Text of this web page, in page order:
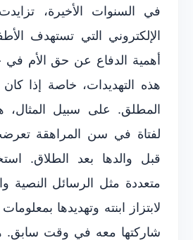
في السنوات الأخيرة،
الإلكتروني التي تستهدف
أهمية الدفاع عن حق الأم في
هذه التهديدات، خاصة إذا
المطلق. على سبيل المثال،
لفتاة في سن المراهقة
قبل والدها بعد الطلاق.
متعددة مثل الرسائل النصية
لابتزاز ابنته وتهديدها
شاركتها معه في وقت سابق.